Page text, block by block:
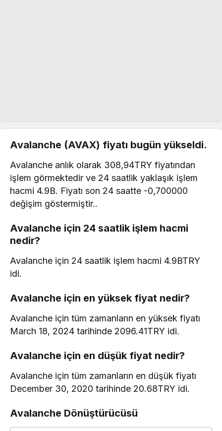
Avalanche (AVAX) fiyatı bugün yükseldi.
Avalanche anlık olarak 308,94TRY fiyatından
işlem görmektedir ve 24 saatlik yaklaşık işlem
hacmi 4.9B. Fiyatı son 24 saatte -0,700000
değişim göstermiştir..
Avalanche için 24 saatlik işlem hacmi
nedir?
Avalanche için 24 saatlik işlem hacmi 4.9BTRY
idi.
Avalanche için en yüksek fiyat nedir?
Avalanche için tüm zamanların en yüksek fiyatı
March 18, 2024 tarihinde 2096.41TRY idi.
Avalanche için en düşük fiyat nedir?
Avalanche için tüm zamanların en düşük fiyatı
December 30, 2020 tarihinde 20.68TRY idi.
Avalanche Dönüştürücüsü